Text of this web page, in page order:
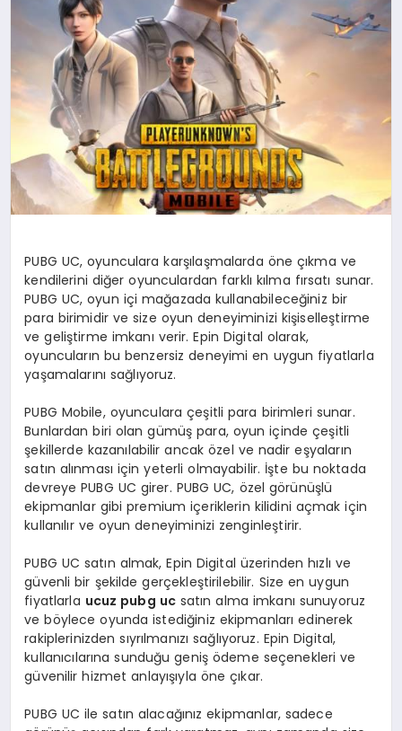
PUBG UC, oyunculara karşılaşmalarda öne çıkma ve
kendilerini diğer oyunculardan farklı kılma fırsatı sunar.
PUBG UC, oyun içi mağazada kullanabileceğiniz bir
para birimidir ve size oyun deneyiminizi kişiselleştirme
ve geliştirme imkanı verir. Epin Digital olarak,
oyuncuların bu benzersiz deneyimi en uygun fiyatlarla
yaşamalarını sağlıyoruz.
PUBG Mobile, oyunculara çeşitli para birimleri sunar.
Bunlardan biri olan gümüş para, oyun içinde çeşitli
şekillerde kazanılabilir ancak özel ve nadir eşyaların
satın alınması için yeterli olmayabilir. İşte bu noktada
devreye PUBG UC girer. PUBG UC, özel görünüşlü
ekipmanlar gibi premium içeriklerin kilidini açmak için
kullanılır ve oyun deneyiminizi zenginleştirir.
PUBG UC satın almak, Epin Digital üzerinden hızlı ve
güvenli bir şekilde gerçekleştirilebilir. Size en uygun
fiyatlarla ucuz pubg ucsatın alma imkanı sunuyoruz
ve böylece oyunda istediğiniz ekipmanları edinerek
rakiplerinizden sıyrılmanızı sağlıyoruz. Epin Digital,
kullanıcılarına sunduğu geniş ödeme seçenekleri ve
güvenilir hizmet anlayışıyla öne çıkar.
PUBG UC ile satın alacağınız ekipmanlar, sadece